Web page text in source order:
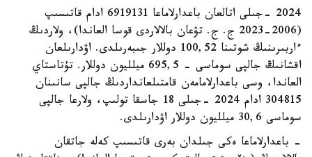
2024 -جىلى اتالعان باعدارلاماعا 6919131 ادام قاتىسىپ
(2006-2023 ج. ج. تۋعان بالالاردى قوسا العاندا)، ولاردىڭ
ءاربىرىنىڭ شوتىنا 100,52 دوللار جىبەرىلدى. اۋدارىلعان
اقشانىڭ جالپى سوماسى - 695,5 ميلليون دوللار. تۇتاستاي
العاندا، وسى باعدارلامامەن قامتىلعانداردىڭ جالپى سانىنان
304815 ادام 2024 -جىلى 18 جاسقا تولىپ، ولارعا جالپى
سوماسى 30,6 ميلليون دوللار اۋدارىلدى.
- باعدارلاماعا ەكى جىلدان بەرى قاتىسىپ كەلە جاتقان